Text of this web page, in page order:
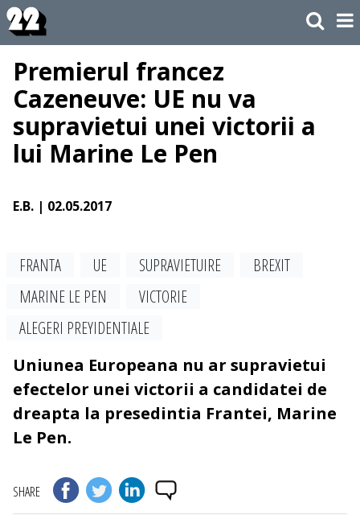
Premierul francez
Cazeneuve: UE nu va
supravietui unei victorii a
lui Marine Le Pen
E.B. | 02.05.2017
FRANTA UE SUPRAVIETUIRE
BREXIT
MARINE LE PEN
VICTORIE
ALEGERI PREYIDENTIALE
Uniunea Europeana nu ar supravietui
efectelor unei victorii a candidatei de
dreapta la presedintia Frantei, Marine
Le Pen.
SHARE